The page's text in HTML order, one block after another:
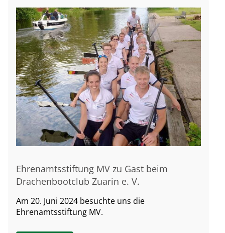
Ehrenamtsstiftung MV zu Gast beim
Drachenbootclub Zuarin e. V.
Am 20. Juni 2024 besuchte uns die
Ehrenamtsstiftung MV.